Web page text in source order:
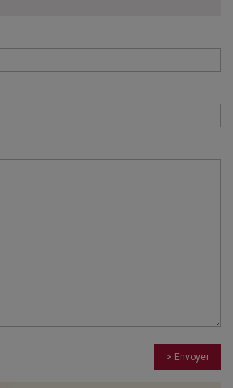
> Envoyer